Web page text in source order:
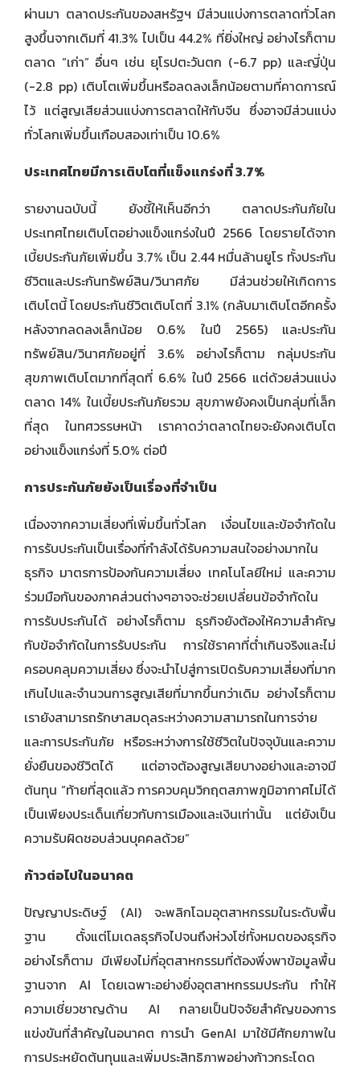
ผ่านมา ตลาดประกันของสหรัฐฯ มีส่วนแบ่งการตลาดทั่วโลก
สูงขึ้นจากเดิมที่ 41.3% ไปเป็น 44.2% ที่ยิ่งใหญ่ อย่างไรก็ตาม
ตลาด “เก่า” อื่นๆ เช่น ยุโรปตะวันตก (-6.7 pp) และญี่ปุ่น
(-2.8 pp) เติบโตเพิ่มขึ้นหรือลดลงเล็กน้อยตามที่คาดการณ์
ไว้ แต่สูญเสียส่วนแบ่งการตลาดให้กับจีน ซึ่งอาจมีส่วนแบ่ง
ทั่วโลกเพิ่มขึ้นเกือบสองเท่าเป็น 10.6%
ประเทศไทยมีการเติบโตที่แข็งแกร่งที่3.7%
รายงานฉบับนี้ ยังชี้ให้เห็นอีกว่า ตลาดประกันภัยใน
ประเทศไทยเติบโตอย่างแข็งแกร่งในปี 2566 โดยรายได้จาก
เบี้ยประกันภัยเพิ่มขึ้น 3.7% เป็น 2.44 หมื่นล้านยูโร ทั้งประกัน
ชีวิตและประกันทรัพย์สิน/วินาศภัย มีส่วนช่วยให้เกิดการ
เติบโตนี้ โดยประกันชีวิตเติบโตที่ 3.1% (กลับมาเติบโตอีกครั้ง
หลังจากลดลงเล็กน้อย 0.6% ในปี 2565) และประกัน
ทรัพย์สิน/วินาศภัยอยู่ที่ 3.6% อย่างไรก็ตาม กลุ่มประกัน
สุขภาพเติบโตมากที่สุดที่ 6.6% ในปี 2566 แต่ด้วยส่วนแบ่ง
ตลาด 14% ในเบี้ยประกันภัยรวม สุขภาพยังคงเป็นกลุ่มที่เล็ก
ที่สุด ในทศวรรษหน้า เราคาดว่าตลาดไทยจะยังคงเติบโต
อย่างแข็งแกร่งที่ 5.0% ต่อปี
การประกันภัยยังเป็นเรื่องที่จำเป็น
เนื่องจากความเสี่ยงที่เพิ่มขึ้นทั่วโลก เงื่อนไขและข้อจำกัดใน
การรับประกันเป็นเรื่องที่กำลังได้รับความสนใจอย่างมากใน
ธุรกิจ มาตรการป้องกันความเสี่ยง เทคโนโลยีใหม่ และความ
ร่วมมือกันของภาคส่วนต่างๆอาจจะช่วยเปลี่ยนข้อจำกัดใน
การรับประกันได้ อย่างไรก็ตาม ธุรกิจยังต้องให้ความสำคัญ
กับข้อจำกัดในการรับประกัน การใช้ราคาที่ต่ำเกินจริงและไม่
ครอบคลุมความเสี่ยง ซึ่งจะนำไปสู่การเปิดรับความเสี่ยงที่มาก
เกินไปและจำนวนการสูญเสียที่มากขึ้นกว่าเดิม อย่างไรก็ตาม
เรายังสามารถรักษาสมดุลระหว่างความสามารถในการจ่าย
และการประกันภัย หรือระหว่างการใช้ชีวิตในปัจจุบันและความ
ยั่งยืนของชีวิตได้ แต่อาจต้องสูญเสียบางอย่างและอาจมี
ต้นทุน “ท้ายที่สุดแล้ว การควบคุมวิกฤตสภาพภูมิอากาศไม่ได้
เป็นเพียงประเด็นเกี่ยวกับการเมืองและเงินเท่านั้น แต่ยังเป็น
ความรับผิดชอบส่วนบุคคลด้วย”
ก้าวต่อไปในอนาคต
ปัญญาประดิษฐ์ (AI) จะพลิกโฉมอุตสาหกรรมในระดับพื้น
ฐาน ตั้งแต่โมเดลธุรกิจไปจนถึงห่วงโซ่ทั้งหมดของธุรกิจ
อย่างไรก็ตาม มีเพียงไม่กี่อุตสาหกรรมที่ต้องพึ่งพาข้อมูลพื้น
ฐานจาก AI โดยเฉพาะอย่างยิ่งอุตสาหกรรมประกัน ทำให้
ความเชี่ยวชาญด้าน AI กลายเป็นปัจจัยสำคัญของการ
แข่งขันที่สำคัญในอนาคต การนำ GenAI มาใช้มีศักยภาพใน
การประหยัดต้นทุนและเพิ่มประสิทธิภาพอย่างก้าวกระโดด